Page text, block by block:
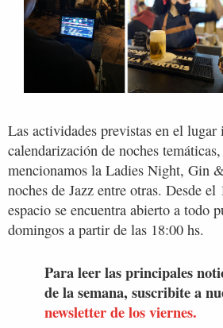
Las actividades previstas en el lugar
calendarización de noches
mencionamos la Ladies Night, Gin
noches de Jazz entre otras. Desde
espacio se encuentra abierto a todo
domingos a partir de las 18:00 hs.
Para leer las principales
de la semana, suscribite a
newsletter de los viernes.